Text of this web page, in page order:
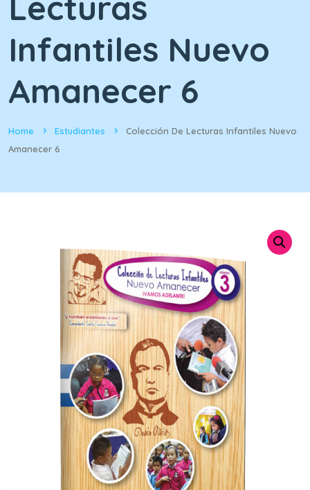
Infantiles Nuevo
Amanecer 6
Home Estudiantes
Colección De Lecturas Infantiles Nuevo
Amanecer 6